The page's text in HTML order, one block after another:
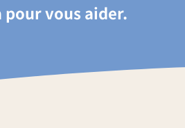
pour vous aider.